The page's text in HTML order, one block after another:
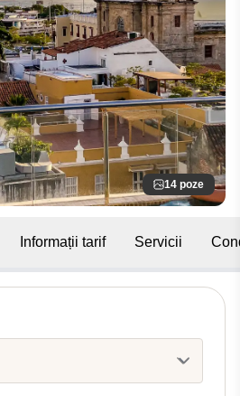
14 poze
Informații tarif Servicii